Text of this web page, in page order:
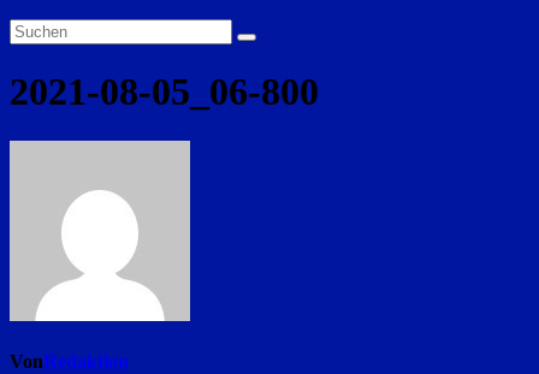
2021-08-05_06-800
VonRedaktion